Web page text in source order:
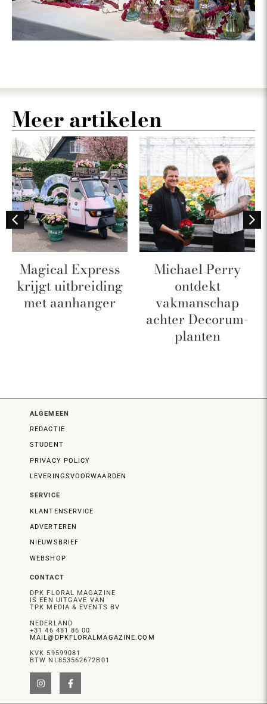
Meer artikelen
Magical Express
krijgt uitbreiding
met aanhanger
Michael Perry
ontdekt
vakmanschap
achter Decorum-
planten
ALGEMEEN
REDACTIE
STUDENT
PRIVACY POLICY
LEVERINGSVOORWAARDEN
SERVICE
KLANTENSERVICE
ADVERTEREN
NIEUWSBRIEF
WEBSHOP
CONTACT
DPK FLORAL MAGAZINE
IS EEN UITGAVE VAN
TPK MEDIA & EVENTS BV
NEDERLAND
+31 46 481 86 00
MAIL@DPKFLORALMAGAZINE.COM
KVK 59599081
BTW NL853562672B01